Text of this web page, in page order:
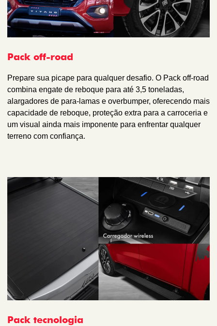
Pack off-road
Prepare sua picape para qualquer desafio. O Pack off-road
combina engate de reboque para até 3,5 toneladas,
alargadores de para-lamas e overbumper, oferecendo mais
capacidade de reboque, proteção extra para a carroceria e
um visual ainda mais imponente para enfrentar qualquer
terreno com confiança.
Pack tecnologia